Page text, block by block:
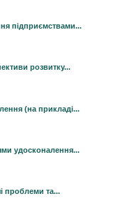
підприємствами...
розвитку...
(на прикладі...
удосконалення...
проблеми та...